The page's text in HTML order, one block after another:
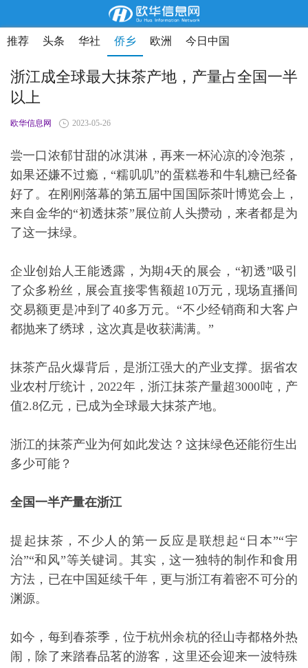
推荐 头条 华社 侨乡 欧洲 今日中国
浙江成全球最大抹茶产地，产量占全国一半
以上
欧华信息网 2023-05-26
尝一口浓郁甘甜的冰淇淋，再来一杯沁凉的冷泡茶，
如果还嫌不过瘾，“糯叽叽”的蛋糕卷和牛轧糖已经备
好了。在刚刚落幕的第五届中国国际茶叶博览会上，
来自金华的“初透抹茶”展位前人头攒动，来者都是为
了这一抹绿。
企业创始人王能透露，为期4天的展会，“初透”吸引
了众多粉丝，展会直接零售额超10万元，现场直播间
交易额更是冲到了40多万元。“不少经销商和大客户
都抛来了绣球，这次真是收获满满。”
抹茶产品火爆背后，是浙江强大的产业支撑。据省农
业农村厅统计，2022年，浙江抹茶产量超3000吨，产
值2.8亿元，已成为全球最大抹茶产地。
浙江的抹茶产业为何如此发达？这抹绿色还能衍生出
多少可能？
全国一半产量在浙江
提起抹茶，不少人的第一反应是联想起“日本”“宇
治”“和风”等关键词。其实，这一独特的制作和食用
方法，已在中国延续千年，更与浙江有着密不可分的
渊源。
如今，每到春茶季，位于杭州余杭的径山寺都格外热
闹，除了来踏春品茗的游客，这里还会迎来一波特殊